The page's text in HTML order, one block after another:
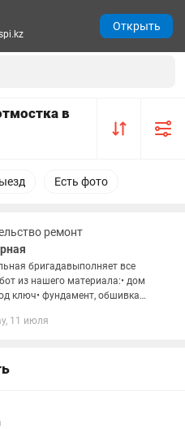
в
Есть фото
ремонт
бригадавыполняет все
из нашего материала:• дом
ключ• фундамент, обшивка
водостоков•
11 июля
Открыть